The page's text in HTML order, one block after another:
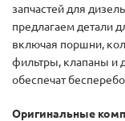
запчастей для
предлагаем детали
включая поршни,
фильтры, клапаны и
обеспечат
Оригинальные